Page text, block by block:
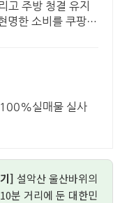
고 주방 청결 유지
명한 소비를 쿠팡에
실매물 실사
] 설악산 울산바위의
분 거리에 둔 대한민